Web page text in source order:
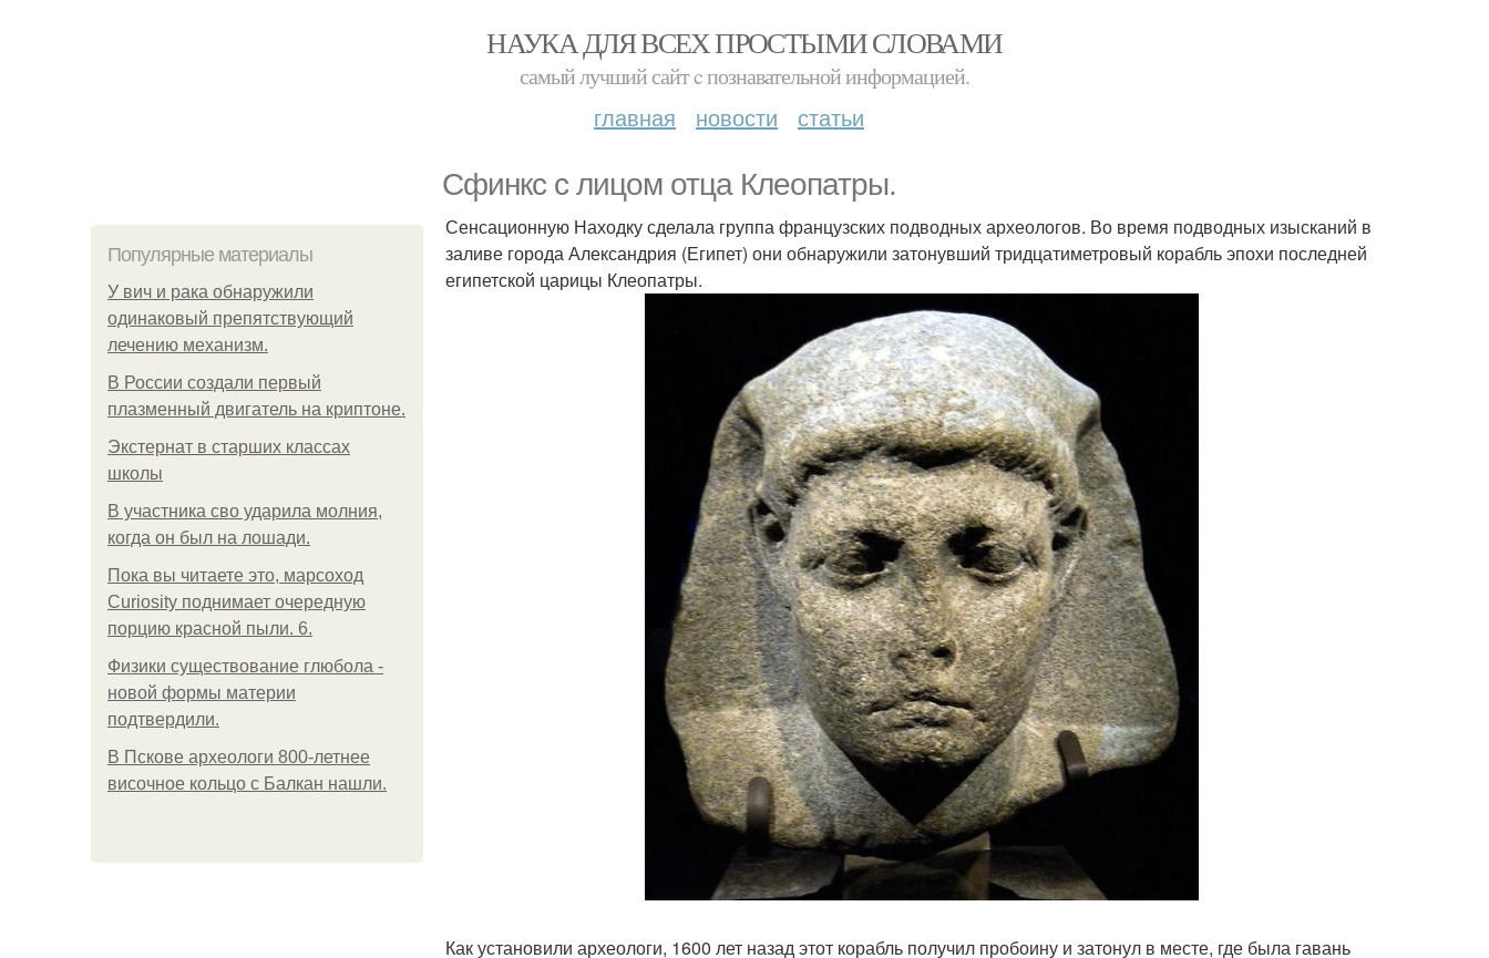
НАУКА ДЛЯ ВСЕХ ПРОСТЫМИ СЛОВАМИ
самый лучший сайт c познавательной информацией.
главная новости статьи
Сфинкс с лицом отца Клеопатры.
Популярные материалы
У вич и рака обнаружили
одинаковый препятствующий
лечению механизм.
В России создали первый
плазменный двигатель на криптоне.
Экстернат в старших классах
школы
В участника сво ударила молния,
когда он был на лошади.
Пока вы читаете это, марсоход
Curiosity поднимает очередную
порцию красной пыли. 6.
Физики существование глюбола -
новой формы материи
подтвердили.
В Пскове археологи 800-летнее
височное кольцо с Балкан нашли.
Сенсационную Находку сделала группа французских подводных археологов. Во время подводных изысканий в
заливе города Александрия (Египет) они обнаружили затонувший тридцатиметровый корабль эпохи последней
египетской царицы Клеопатры.
Как установили археологи, 1600 лет назад этот корабль получил пробоину и затонул в месте, где была гавань